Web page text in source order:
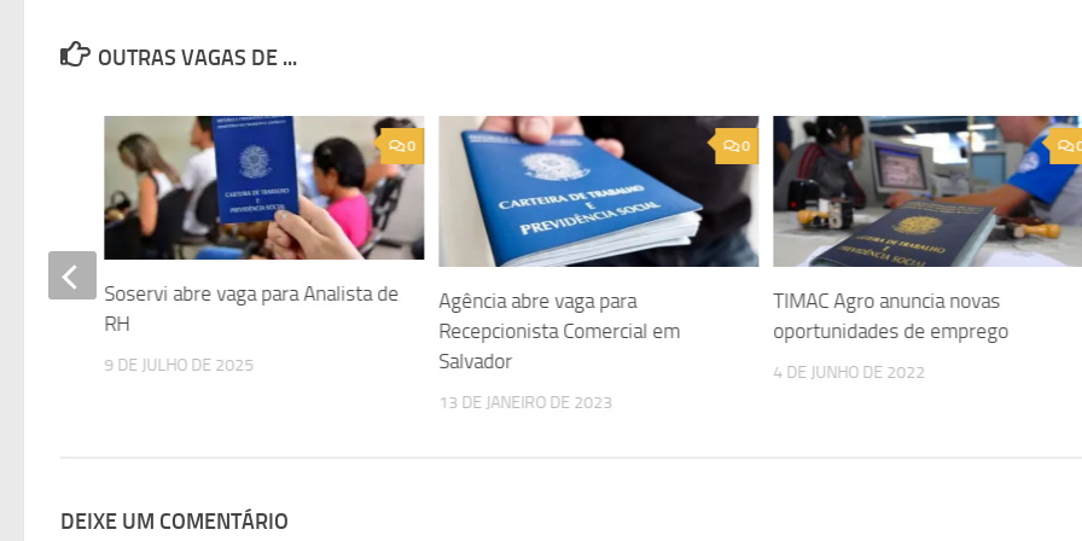
OUTRAS VAGAS DE ...
0
Agência abre vaga para
Recepcionista Comercial em
Salvador
13 DE JANEIRO DE 2023
TIMAC Agro anuncia novas
oportunidades de emprego
4 DE JUNHO DE 2022
0
Soservi abre vaga para Analista de
RH
9 DE JULHO DE 2025
DEIXE UM COMENTÁRIO